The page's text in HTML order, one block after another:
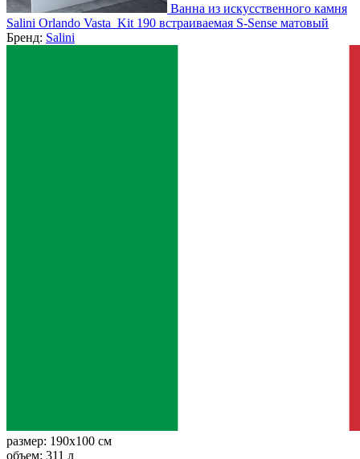
Ванна из искусственного камня
Salini Orlando Vasta_Kit 190 встраиваемая S-Sense матовый
Бренд: Salini
размер: 190x100 см
объем: 311 л